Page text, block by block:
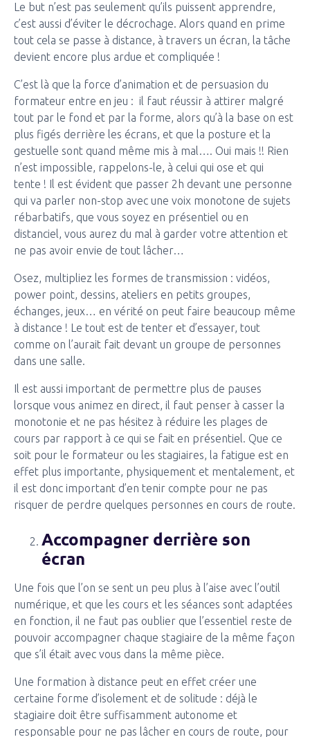
Le but n’est pas seulement qu’ils puissent apprendre,
c’est aussi d’éviter le décrochage. Alors quand en prime
tout cela se passe à distance, à travers un écran, la tâche
devient encore plus ardue et compliquée !
C’est là que la force d’animation et de persuasion du
formateur entre en jeu : il faut réussir à attirer malgré
tout par le fond et par la forme, alors qu’à la base on est
plus figés derrière les écrans, et que la posture et la
gestuelle sont quand même mis à mal…. Oui mais !! Rien
n’est impossible, rappelons-le, à celui qui ose et qui
tente ! Il est évident que passer 2h devant une personne
qui va parler non-stop avec une voix monotone de sujets
rébarbatifs, que vous soyez en présentiel ou en
distanciel, vous aurez du mal à garder votre attention et
ne pas avoir envie de tout lâcher…
Osez, multipliez les formes de transmission : vidéos,
power point, dessins, ateliers en petits groupes,
échanges, jeux… en vérité on peut faire beaucoup même
à distance ! Le tout est de tenter et d’essayer, tout
comme on l’aurait fait devant un groupe de personnes
dans une salle.
Il est aussi important de permettre plus de pauses
lorsque vous animez en direct, il faut penser à casser la
monotonie et ne pas hésitez à réduire les plages de
cours par rapport à ce qui se fait en présentiel. Que ce
soit pour le formateur ou les stagiaires, la fatigue est en
effet plus importante, physiquement et mentalement, et
il est donc important d’en tenir compte pour ne pas
risquer de perdre quelques personnes en cours de route.
Accompagner derrière son
écran
Une fois que l’on se sent un peu plus à l’aise avec l’outil
numérique, et que les cours et les séances sont adaptées
en fonction, il ne faut pas oublier que l’essentiel reste de
pouvoir accompagner chaque stagiaire de la même façon
que s’il était avec vous dans la même pièce.
Une formation à distance peut en effet créer une
certaine forme d’isolement et de solitude : déjà le
stagiaire doit être suffisamment autonome et
responsable pour ne pas lâcher en cours de route, pour